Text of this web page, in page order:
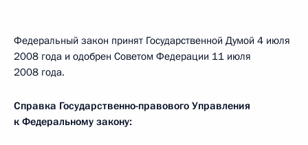
Федеральный закон принят Государственной Думой 4 июля
2008 года и одобрен Советом Федерации 11 июля
2008 года.
Справка Государственно-правового Управления
к Федеральному закону: